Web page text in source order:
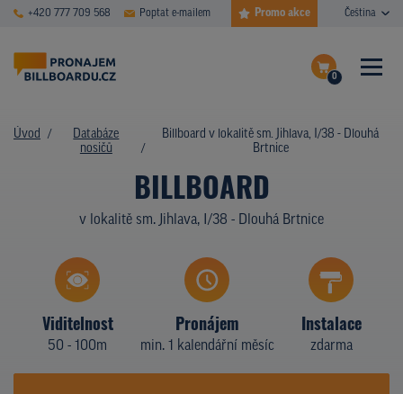
+420 777 709 568 Poptat e-mailem Promo akce Čeština
0
Dokončit poptávku
ČASTÉ DOTAZY
PLOCHY V AKCI
TYPY NOSIČŮ
Z PRAXE
Úvod
Databáze
nosičů
Billboard v lokalitě sm. Jihlava, I/38 - Dlouhá
Brtnice
BILLBOARD
v lokalitě sm. Jihlava, I/38 - Dlouhá Brtnice
Viditelnost
50 - 100m
Pronájem
min. 1 kalendářní měsíc
Instalace
zdarma